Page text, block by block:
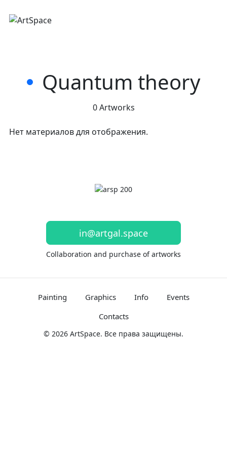
Quantum theory
0 Artworks
Нет материалов для отображения.
in@artgal.space
Collaboration and purchase of artworks
Painting Graphics Info
Events
Contacts
© 2026 ArtSpace. Все права защищены.